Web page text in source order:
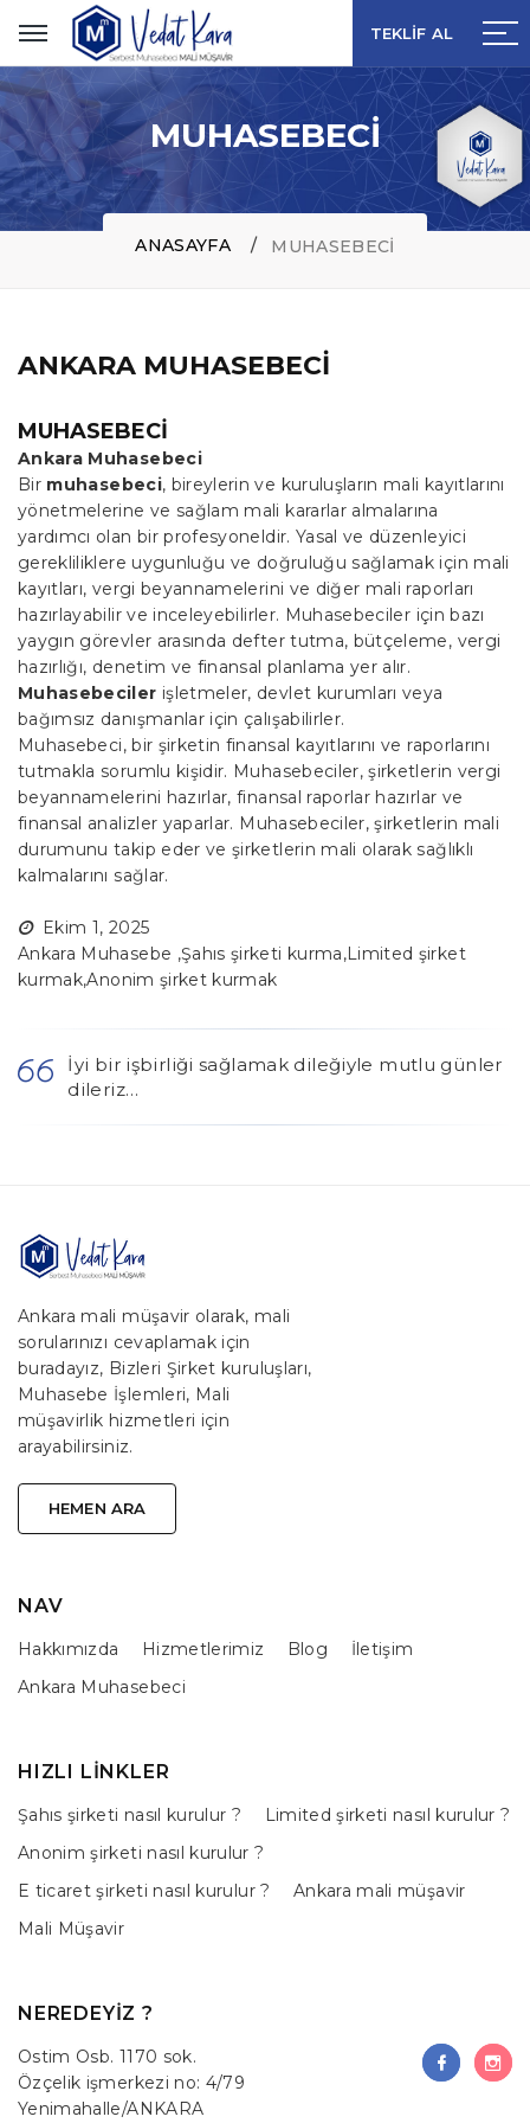
TEKLİF AL
TEKLİF AL
TEKLİF AL
TEKLİF AL
MUHASEBECI
ANASAYFA MUHASEBECI
ANKARA MUHASEBECI
MUHASEBECI
Ankara Muhasebeci
Bir muhasebeci, bireylerin ve kuruluşların mali kayıtlarını
yönetmelerine ve sağlam mali kararlar almalarına
yardımcı olan bir profesyoneldir. Yasal ve düzenleyici
gerekliliklere uygunluğu ve doğruluğu sağlamak için mali
kayıtları, vergi beyannamelerini ve diğer mali raporları
hazırlayabilir ve inceleyebilirler. Muhasebeciler için bazı
yaygın görevler arasında defter tutma, bütçeleme, vergi
hazırlığı, denetim ve finansal planlama yer alır.
Muhasebeciler işletmeler, devlet kurumları veya
bağımsız danışmanlar için çalışabilirler.
Muhasebeci, bir şirketin finansal kayıtlarını ve raporlarını
tutmakla sorumlu kişidir. Muhasebeciler, şirketlerin vergi
beyannamelerini hazırlar, finansal raporlar hazırlar ve
finansal analizler yaparlar. Muhasebeciler, şirketlerin mali
durumunu takip eder ve şirketlerin mali olarak sağlıklı
kalmalarını sağlar.
Ekim 1, 2025
Ankara Muhasebe ,Şahıs şirketi kurma,Limited şirket
kurmak,Anonim şirket kurmak
İyi bir işbirliği sağlamak dileğiyle mutlu günler
dileriz…
Ankara mali müşavir olarak, mali
sorularınızı cevaplamak için
buradayız, Bizleri Şirket kuruluşları,
Muhasebe İşlemleri, Mali
müşavirlik hizmetleri için
arayabilirsiniz.
HEMEN ARA
HEMEN ARA
HEMEN ARA
HEMEN ARA
NAV
Hakkımızda Hizmetlerimiz Blog
İletişim
Ankara Muhasebeci
HIZLI LINKLER
Şahıs şirketi nasıl kurulur ?
Limited şirketi nasıl kurulur ?
Anonim şirketi nasıl kurulur ?
E ticaret şirketi nasıl kurulur ?
Ankara mali müşavir
Mali Müşavir
NEREDEYIZ ?
Ostim Osb. 1170 sok.
Özçelik işmerkezi no: 4/79
Yenimahalle/ANKARA